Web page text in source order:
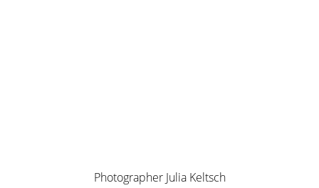
Photographer Julia Keltsch